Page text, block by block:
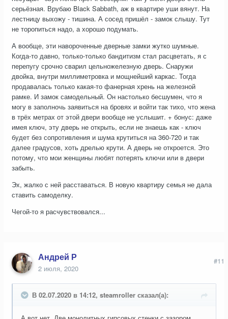
серьёзная. Врубаю Black Sabbath, аж в квартире уши вянут. На
лестницу выхожу - тишина. А сосед пришёл - замок слышу. Тут
не торопиться надо, а хорошо подумать.
А вообще, эти навороченные дверные замки жутко шумные.
Когда-то давно, только-только бандитизм стал расцветать, я с
перепугу срочно сварил цельножелезную дверь. Снаружи
двойка, внутри миллиметровка и мощнейший каркас. Тогда
продавалась только какая-то фанерная хрень на железной
рамке. И замок самодельный. Он настолько бесшумен, что я
могу в заполночь заявиться на бровях и войти так тихо, что жена
в трёх метрах от этой двери вообще не услышит. + бонус: даже
имея ключ, эту дверь не открыть, если не знаешь как - ключ
будет без сопротивления и шума крутиться на 360-720 и так
далее градусов, хоть дрелью крути. А дверь не откроется. Это
потому, что мои женщины любят потерять ключи или в двери
забыть.
Эх, жалко с ней расставаться. В новую квартиру семья не дала
ставить самоделку.
Чегой-то я расчувствовался...
Андрей Р
2 июля, 2020
#11
В 02.07.2020 в 14:12, steamroller сказал(а):